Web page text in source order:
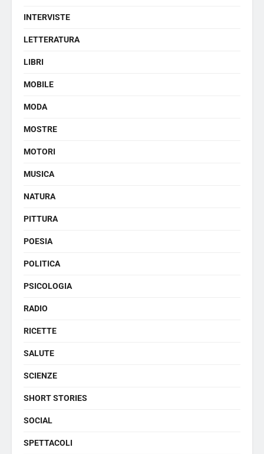
INTERVISTE
LETTERATURA
LIBRI
MOBILE
MODA
MOSTRE
MOTORI
MUSICA
NATURA
PITTURA
POESIA
POLITICA
PSICOLOGIA
RADIO
RICETTE
SALUTE
SCIENZE
SHORT STORIES
SOCIAL
SPETTACOLI